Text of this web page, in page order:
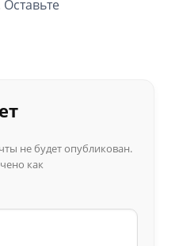
не будет опубликован.
как